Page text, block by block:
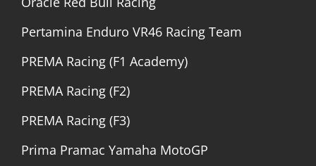
Pertamina Enduro VR46 Racing Team
PREMA Racing (F1 Academy)
PREMA Racing (F2)
PREMA Racing (F3)
Prima Pramac Yamaha MotoGP